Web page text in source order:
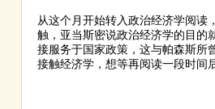
从这个月开始转入政治经济学阅读
触，亚当斯密说政治经济学的目
接服务于国家政策，这与帕森斯所
接触经济学，想等再阅读一段时间